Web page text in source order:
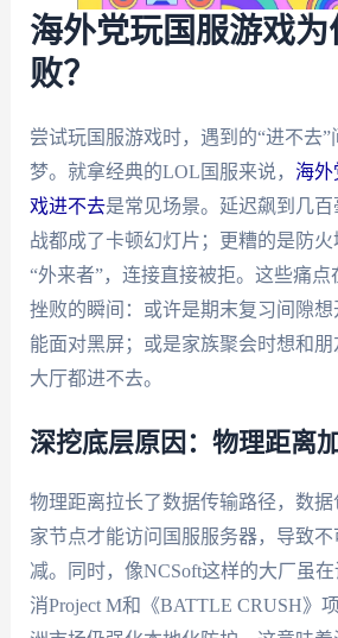
海外党玩国服游戏为
败？
尝试玩国服游戏时，遇到的“进不去
梦。就拿经典的LOL国服来说， 海外
戏进不去是常见场景。延迟飙到几百
战都成了卡顿幻灯片；更糟的是防
“外来者”，连接直接被拒。这些痛
挫败的瞬间：或许是期末复习间隙
能面对黑屏；或是家族聚会时想和
大厅都进不去。
深挖底层原因：物理距离
物理距离拉长了数据传输路径，数据
家节点才能访问国服服务器，导致
减。同时，像NCSoft这样的大厂虽
消Project M和《BATTLE CRUSH